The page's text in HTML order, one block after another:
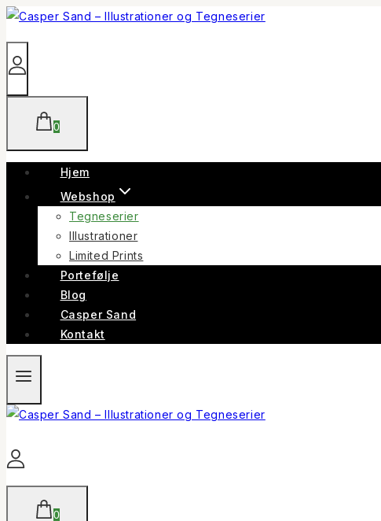
Skip
content
0
Hjem
Webshop
Tegneserier
Illustrationer
Limited Prints
Portefølje
Blog
Casper Sand
Kontakt
0